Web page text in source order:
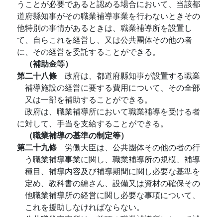
うことが必要であると認める場合において、当該都
道府縣知事がその職業補導事業を行わないときその
他特別の事情があるときは、職業補導所を設置し
て、自らこれを経営し、又は公共團体その他の者
に、その経営を委託することができる。
（補助金等）
第二十八條 政府は、都道府縣知事が設置する職業
補導施設の経営に要する費用について、その全部
又は一部を補助することができる。
政府は、職業補導所において職業補導を受ける者
に対して、手当を支給することができる。
（職業補導の基準の制定等）
第二十九條 労働大臣は、公共團体その他の者の行
う職業補導事業に関し、職業補導所の規模、補導
種目、補導内容及び補導期間に関し必要な基準を
定め、教科書の編さん、設備又は資材の確保その
他職業補導所の経営に関し必要な事項について、
これを援助しなければならない。